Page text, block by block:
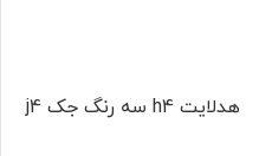
هدلایت h4 سه رنگ جک j4